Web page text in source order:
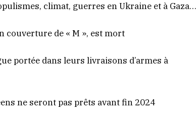
climat, guerres en Ukraine et à Gaza…
couverture de « M », est mort
portée dans leurs livraisons d’armes à
ne seront pas prêts avant fin 2024